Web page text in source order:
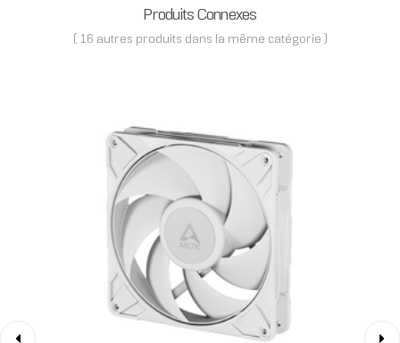
Produits Connexes
( 16 autres produits dans la même catégorie )